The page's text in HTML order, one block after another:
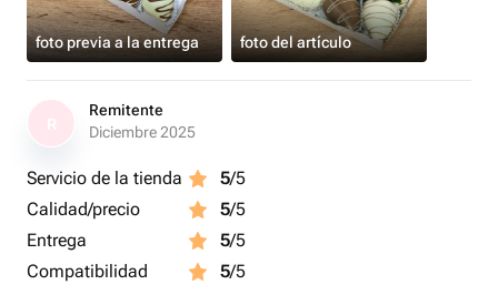
foto previa a la entrega foto del artículo
Remitente
Diciembre 2025
Servicio de la tienda 5/5
Calidad/precio
5/5
Entrega
5/5
Compatibilidad
5/5